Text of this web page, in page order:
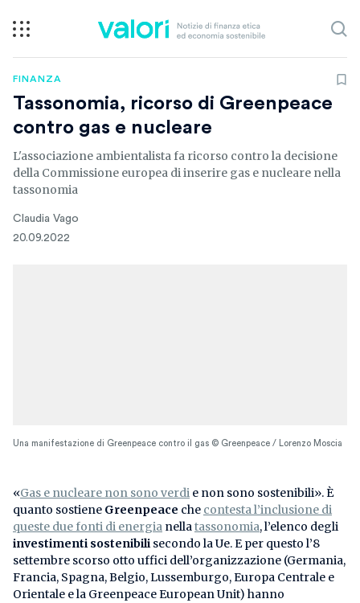
FINANZA
Tassonomia, ricorso di Greenpeace
contro gas e nucleare
L'associazione ambientalista fa ricorso contro la decisione
della Commissione europea di inserire gas e nucleare nella
tassonomia
Claudia Vago
20.09.2022
Una manifestazione di Greenpeace contro il gas © Greenpeace / Lorenzo Moscia
«Gas e nucleare non sono verdi e non sono sostenibili». È
quanto sostiene Greenpeace che contesta l’inclusione di
queste due fonti di energia nellatassonomia, l’elenco degli
investimenti sostenibili secondo la Ue. E per questo l’8
settembre scorso otto uffici dell’organizzazione (Germania,
Francia, Spagna, Belgio, Lussemburgo, Europa Centrale e
Orientale e la Greenpeace European Unit) hanno